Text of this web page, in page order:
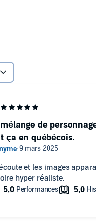
elle découvre
Marjolaine et Henry
et les images
hyper réaliste.
de
ça en québécois.